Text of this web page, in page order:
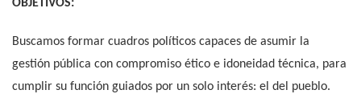
OBJETIVOS:
Buscamos formar cuadros políticos capaces de asumir la
gestión pública con compromiso ético e idoneidad técnica, para
cumplir su función guiados por un solo interés: el del pueblo.